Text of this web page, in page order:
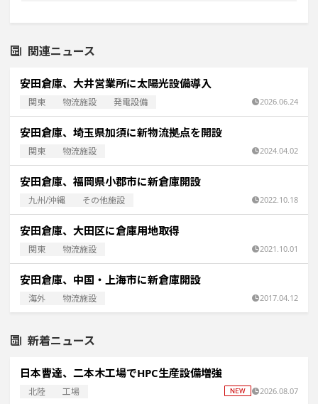
関連ニュース
安田倉庫、大井営業所に太陽光設備導入
関東 物流施設 発電設備 2026.06.24
安田倉庫、埼玉県加須に新物流拠点を開設
関東 物流施設 2024.04.02
安田倉庫、福岡県小郡市に新倉庫開設
九州/沖縄 その他施設 2022.10.18
安田倉庫、大田区に倉庫用地取得
関東 物流施設 2021.10.01
安田倉庫、中国・上海市に新倉庫開設
海外 物流施設 2017.04.12
新着ニュース
日本曹達、二本木工場でHPC生産設備増強
北陸 工場 2026.08.07